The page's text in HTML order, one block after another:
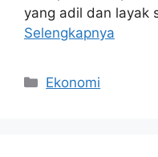
yang adil dan layak
Selengkapnya
Kategori
Ekonomi